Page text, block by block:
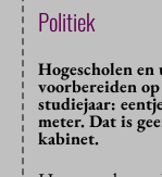
Politiek
Hogescholen
voorbereiden
studiejaar:
meter. Dat is
kabinet.